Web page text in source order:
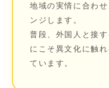
地域の実情に合わ
ンジします。
普段、外国人と接
にこそ異文化に触
ています。